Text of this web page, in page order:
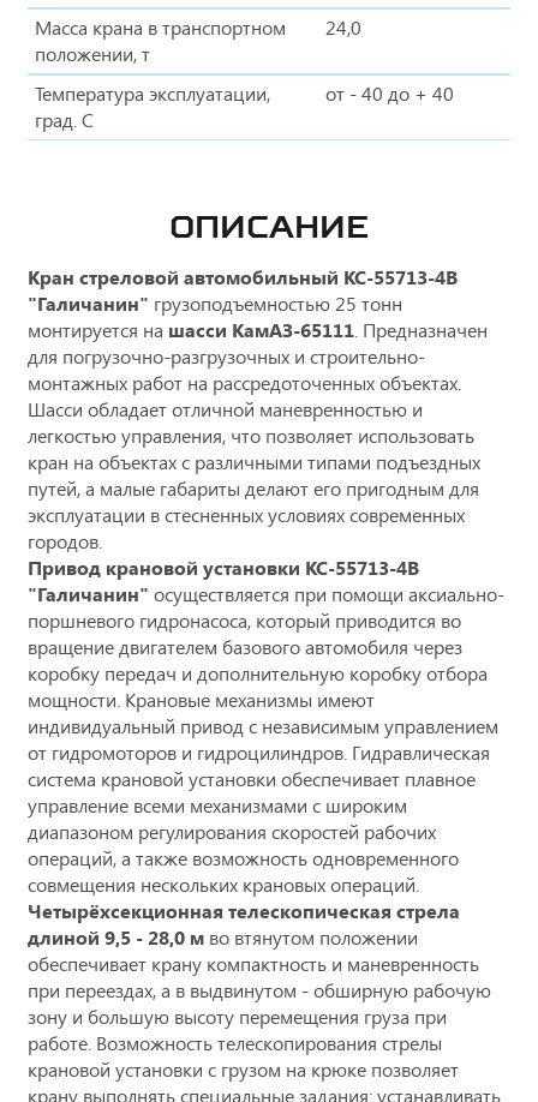
Масса крана в транспортном
положении, т
24,0
Температура эксплуатации,
град. С
от - 40 до + 40
ОПИСАНИЕ
Кран стреловой автомобильный КС-55713-4В
"Галичанин" грузоподъемностью 25 тонн
монтируется на шасси КамАЗ-65111 . Предназначен
для погрузочно-разгрузочных и строительно-
монтажных работ на рассредоточенных объектах.
Шасси обладает отличной маневренностью и
легкостью управления, что позволяет использовать
кран на объектах с различными типами подъездных
путей, а малые габариты делают его пригодным для
эксплуатации в стесненных условиях современных
городов.
Привод крановой установки КС-55713-4В
"Галичанин" осуществляется при помощи аксиально-
поршневого гидронасоса, который приводится во
вращение двигателем базового автомобиля через
коробку передач и дополнительную коробку отбора
мощности. Крановые механизмы имеют
индивидуальный привод с независимым управлением
от гидромоторов и гидроцилиндров. Гидравлическая
система крановой установки обеспечивает плавное
управление всеми механизмами с широким
диапазоном регулирования скоростей рабочих
операций, а также возможность одновременного
совмещения нескольких крановых операций.
Четырёхсекционная телескопическая стрела
длиной 9,5 - 28,0 м во втянутом положении
обеспечивает крану компактность и маневренность
при переездах, а в выдвинутом - обширную рабочую
зону и большую высоту перемещения груза при
работе. Возможность телескопирования стрелы
крановой установки с грузом на крюке позволяет
крану выполнять специальные задания: устанавливать